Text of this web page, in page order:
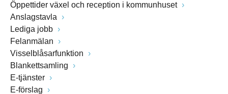
Öppettider växel och reception i kommunhuset
Anslagstavla
Lediga jobb
Felanmälan
Visselblåsarfunktion
Blankettsamling
E-tjänster
E-förslag